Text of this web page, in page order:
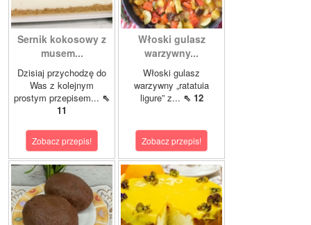
Sernik kokosowy z
musem...
Dzisiaj przychodzę do
Was z kolejnym
prostym przepisem... ⇖
11
Zobacz przepis!
Włoski gulasz
warzywny...
Włoski gulasz
warzywny „ratatuia
ligure” z... ⇖ 12
Zobacz przepis!